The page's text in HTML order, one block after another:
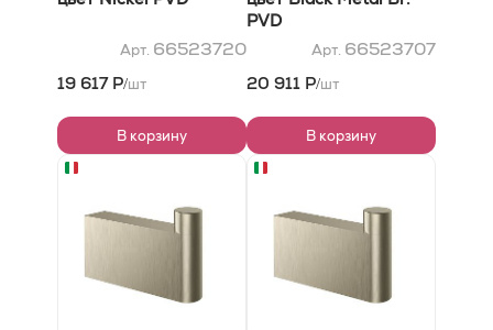
Арт. 66523720
19 617 Р/шт
В корзину
PVD
Арт. 66523707
20 911 Р/шт
В корзину